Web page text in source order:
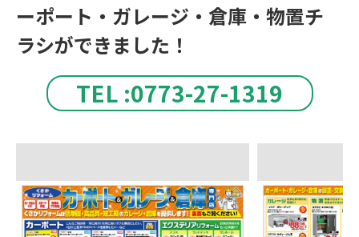
ーポート・ガレージ・倉庫・物置チ
ラシができました！
TEL :0773-27-1319